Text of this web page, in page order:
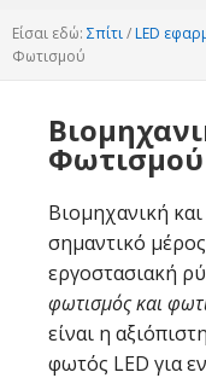
Είσαι εδώ: Σπίτι/ LED
Φωτισμού
Φωτισμού
Βιομηχανική
σημαντικό
εργοστασιακή
φωτισμός και
είναι η
φωτός LED για